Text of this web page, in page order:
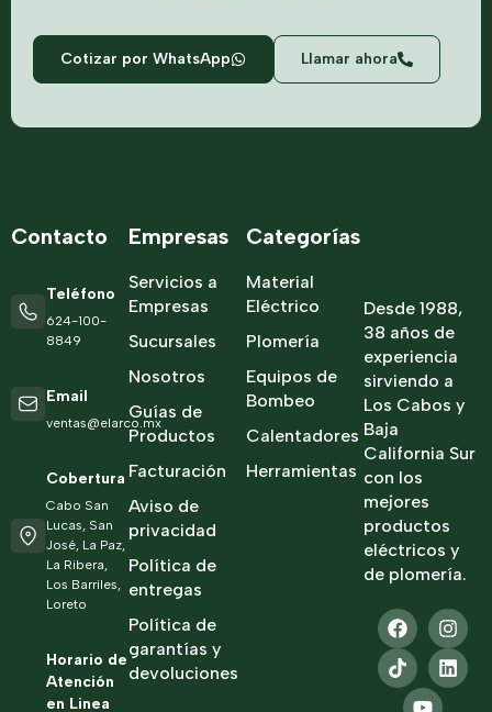
Cotizar por WhatsApp Llamar ahora
Desde 1988,
38 años de
experiencia
sirviendo a
Los Cabos y
Baja
California Sur
con los
mejores
productos
eléctricos y
de plomería.
Categorías
Material
Eléctrico
Plomería
Equipos de
Bombeo
Calentadores
Herramientas
Empresas
Servicios a
Empresas
Sucursales
Nosotros
Guías de
Productos
Facturación
Aviso de
privacidad
Política de
entregas
Política de
garantías y
devoluciones
Contacto
Teléfono
624-100-
8849
Email
ventas@elarco.mx
Cobertura
Cabo San
Lucas, San
José, La Paz,
La Ribera,
Los Barriles,
Loreto
Horario de
Atención
en Linea